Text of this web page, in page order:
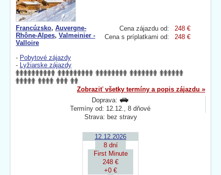
Cena zájazdu od:
248 €
Cena s príplatkami od:
248 €
Francúzsko, Auvergne-
Rhône-Alpes, Valmeinier -
Valloire
- Pobytové zájazdy
- Lyžiarske zájazdy
Zobraziť všetky termíny a popis zájazdu »
Doprava:
Termíny od: 12.12., 8 dňové
Strava: bez stravy
12.12.2026
8 dní
First Minute
248 €
+0 €